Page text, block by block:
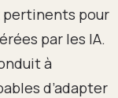
pertinents pour
par les IA.
à
d’adapter